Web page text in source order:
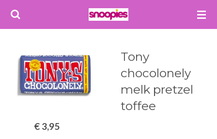
Ga
hoofdinhoud
Tony
chocolonely
melk pretzel
toffee
€ 3,95